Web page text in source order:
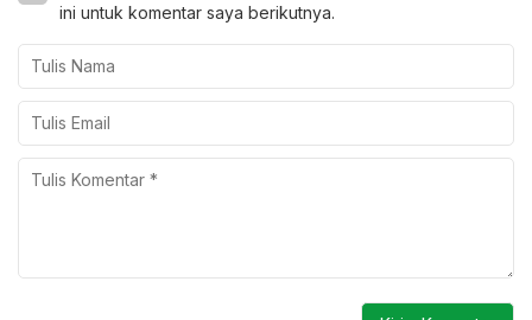
ini untuk komentar saya berikutnya.